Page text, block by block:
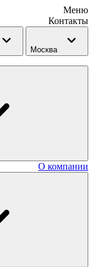
Меню
Контакты
Москва
О компании